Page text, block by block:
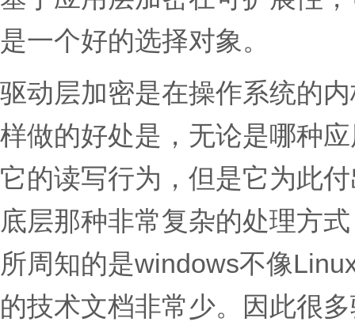
是一个好的选择对象。
驱动层加密是在操作系统的
样做的好处是，无论是哪种
它的读写行为，但是它为此
底层那种非常复杂的处理方
所周知的是windows不像
的技术文档非常少。因此很